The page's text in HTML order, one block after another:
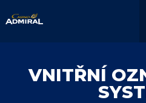
VNITŘNÍ